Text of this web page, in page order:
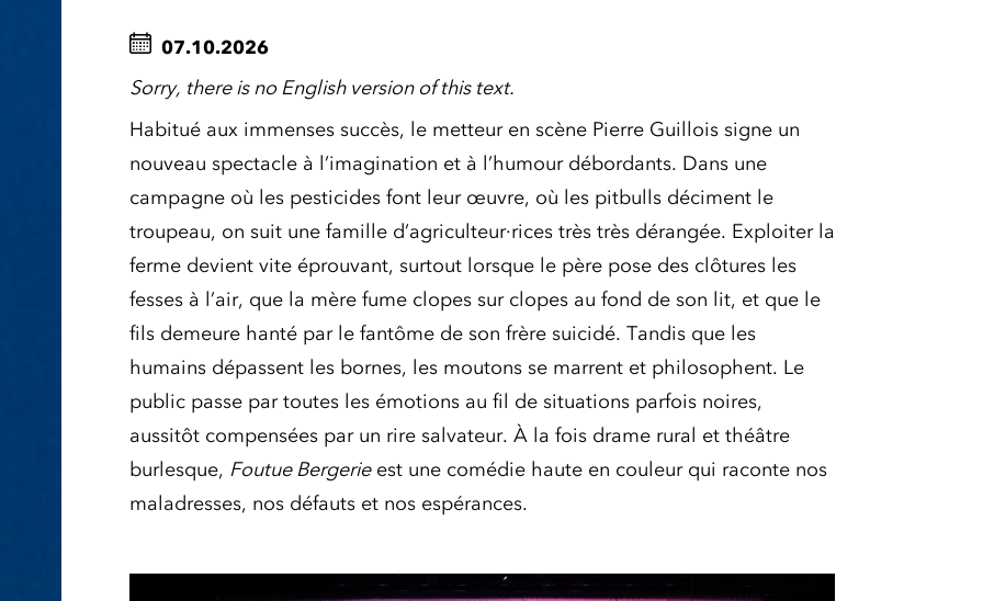
07.10.2026
Sorry, there is no English version of this text.
Habitué aux immenses succès, le metteur en scène Pierre Guillois signe un
nouveau spectacle à l’imagination et à l’humour débordants. Dans une
campagne où les pesticides font leur œuvre, où les pitbulls déciment le
troupeau, on suit une famille d’agriculteur·rices très très dérangée. Exploiter la
ferme devient vite éprouvant, surtout lorsque le père pose des clôtures les
fesses à l’air, que la mère fume clopes sur clopes au fond de son lit, et que le
fils demeure hanté par le fantôme de son frère suicidé. Tandis que les
humains dépassent les bornes, les moutons se marrent et philosophent. Le
public passe par toutes les émotions au fil de situations parfois noires,
aussitôt compensées par un rire salvateur. À la fois drame rural et théâtre
burlesque, Foutue Bergerieest une comédie haute en couleur qui raconte nos
maladresses, nos défauts et nos espérances.